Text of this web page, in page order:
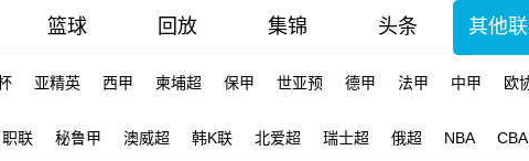
篮球 回放 集锦 头条 其他
亚精英 西甲 柬埔超 保甲 世亚预 德甲 法甲 中甲 欧
职联 秘鲁甲 澳威超 韩K联 北爱超 瑞士超 俄超 NBA CBA